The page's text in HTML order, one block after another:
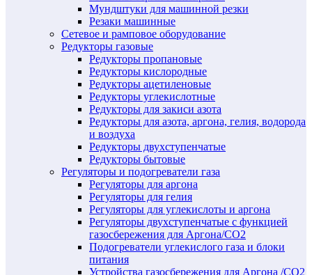
Мундштуки для машинной резки
Резаки машинные
Сетевое и рамповое оборудование
Редукторы газовые
Редукторы пропановые
Редукторы кислородные
Редукторы ацетиленовые
Редукторы углекислотные
Редукторы для закиси азота
Редукторы для азота, аргона, гелия, водорода
и воздуха
Редукторы двухступенчатые
Редукторы бытовые
Регуляторы и подогреватели газа
Регуляторы для аргона
Регуляторы для гелия
Регуляторы для углекислоты и аргона
Регуляторы двухступенчатые c функцией
газосбережения для Аргона/СО2
Подогреватели углекислого газа и блоки
питания
Устройства газосбережения для Аргона /СО2